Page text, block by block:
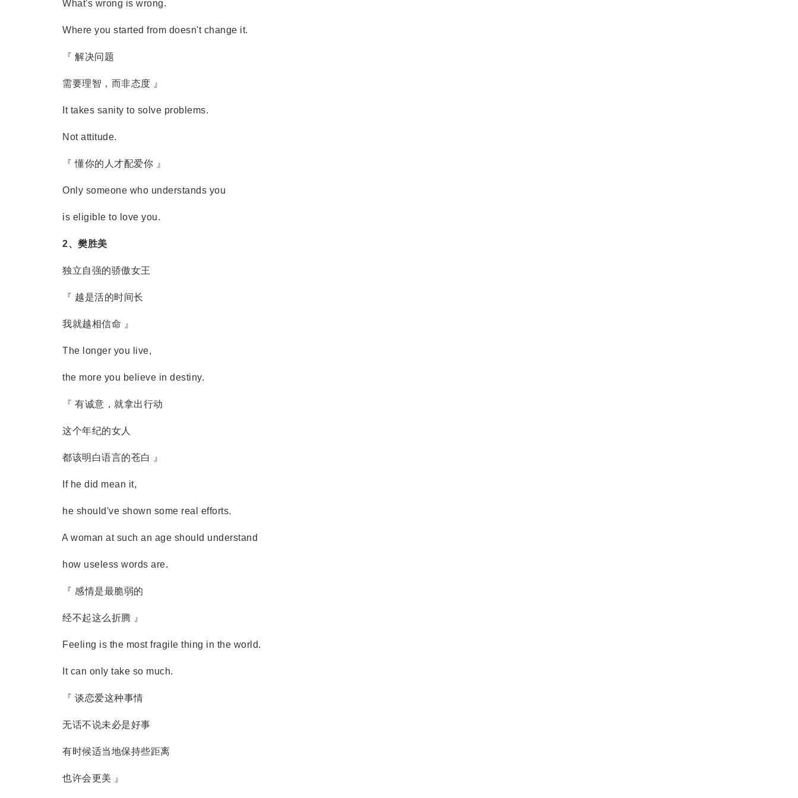
What's wrong is wrong.
Where you started from doesn't change it.
『 解决问题
需要理智，而非态度 』
It takes sanity to solve problems.
Not attitude.
『 懂你的人才配爱你 』
Only someone who understands you
is eligible to love you.
2、樊胜美
独立自强的骄傲女王
『 越是活的时间长
我就越相信命 』
The longer you live,
the more you believe in destiny.
『 有诚意，就拿出行动
这个年纪的女人
都该明白语言的苍白 』
If he did mean it,
he should've shown some real efforts.
A woman at such an age should understand
how useless words are.
『 感情是最脆弱的
经不起这么折腾 』
Feeling is the most fragile thing in the world.
It can only take so much.
『 谈恋爱这种事情
无话不说未必是好事
有时候适当地保持些距离
也许会更美 』